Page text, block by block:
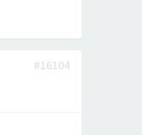
#16104